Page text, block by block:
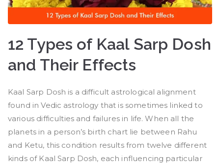
12 Types of Kaal Sarp Dosh
and Their Effects
Kaal Sarp Dosh is a difficult astrological alignment
found in Vedic astrology that is sometimes linked to
various difficulties and failures in life. When all the
planets in a person’s birth chart lie between Rahu
and Ketu, this condition results from twelve different
kinds of Kaal Sarp Dosh, each influencing particular